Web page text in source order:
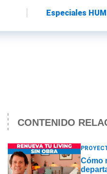
Especiales HUM
CONTENIDO
Cómo